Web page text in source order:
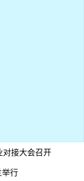
对接大会召开
举行